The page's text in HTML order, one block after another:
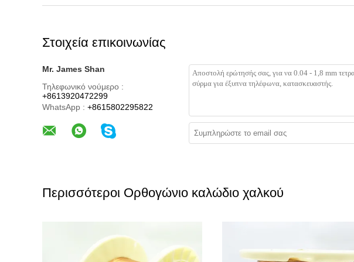
Στοιχεία επικοινωνίας
Mr. James Shan
Τηλεφωνικό νούμερο :
+8613920472299
WhatsApp : +8615802295822
Περισσότεροι Ορθογώνιο καλώδιο χαλκού